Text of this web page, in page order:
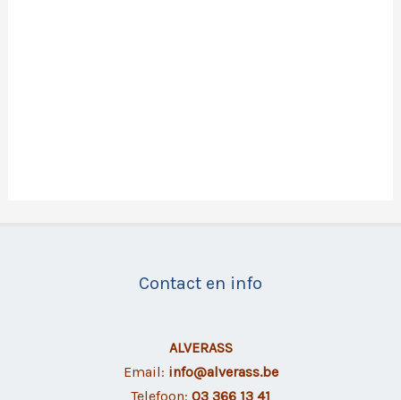
Contact en info
ALVERASS
Email: info@alverass.be
Telefoon: 03 366 13 41